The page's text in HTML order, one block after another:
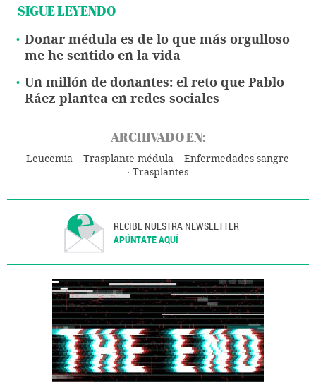
SIGUE LEYENDO
Donar médula es de lo que más orgulloso
me he sentido en la vida
Un millón de donantes: el reto que Pablo
Ráez plantea en redes sociales
ARCHIVADO EN:
Leucemia Trasplante médula
Enfermedades sangre
Trasplantes
RECIBE NUESTRA NEWSLETTER
APÚNTATE AQUÍ